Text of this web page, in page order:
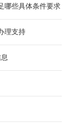
哪些具体条件要求
理支持